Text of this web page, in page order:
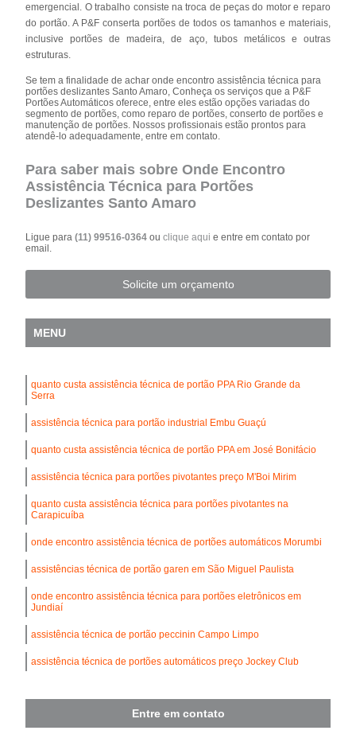
emergencial. O trabalho consiste na troca de peças do motor e reparo
do portão. A P&F conserta portões de todos os tamanhos e materiais,
inclusive portões de madeira, de aço, tubos metálicos e outras
estruturas.
Se tem a finalidade de achar onde encontro assistência técnica para
portões deslizantes Santo Amaro, Conheça os serviços que a P&F
Portões Automáticos oferece, entre eles estão opções variadas do
segmento de portões, como reparo de portões, conserto de portões e
manutenção de portões. Nossos profissionais estão prontos para
atendê-lo adequadamente, entre em contato.
Para saber mais sobre Onde Encontro
Assistência Técnica para Portões
Deslizantes Santo Amaro
Ligue para(11) 99516-0364ouclique aqui e entre em contato por
email.
Solicite um orçamento
MENU
quanto custa assistência técnica de portão PPA Rio Grande da
Serra
assistência técnica para portão industrial Embu Guaçú
quanto custa assistência técnica de portão PPA em José Bonifácio
assistência técnica para portões pivotantes preço M'Boi Mirim
quanto custa assistência técnica para portões pivotantes na
Carapicuíba
onde encontro assistência técnica de portões automáticos Morumbi
assistências técnica de portão garen em São Miguel Paulista
onde encontro assistência técnica para portões eletrônicos em
Jundiaí
assistência técnica de portão peccinin Campo Limpo
assistência técnica de portões automáticos preço Jockey Club
Entre em contato